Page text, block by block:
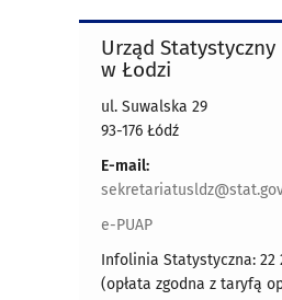
Urząd Statystyczny
w Łodzi
ul. Suwalska 29
93-176 Łódź
E-mail:
e-PUAP
Infolinia Statystyczna: 22
(opłata zgodna z taryfą